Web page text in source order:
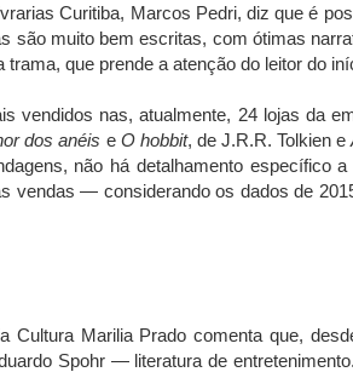
Curitiba, Marcos Pedri, diz que é
são muito bem escritas, com ótimas
que prende a atenção do leitor do
vendidos nas, atualmente, 24 lojas da
dos anéis e O hobbit, de J.R.R. Tolkien e
não há detalhamento específico
vendas — considerando os dados de
Cultura Marilia Prado comenta que,
Spohr — literatura de